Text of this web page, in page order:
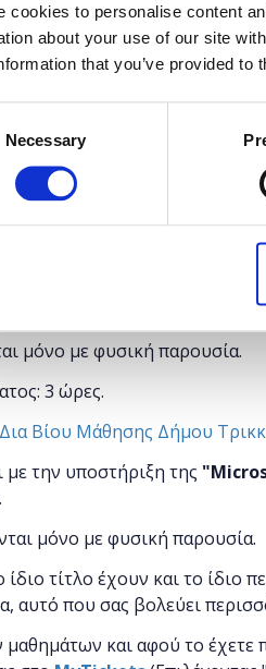
cookies to personalise content
about your use of our site
that you’ve provided
Necessary
στόχο να μάθει στους
αποτελεσματικότητα
του site τους, να
τους.
μόνο με φυσική παρουσία.
3 ώρες.
Βίου Μάθησης Δήμου
με την υποστήριξη της "
μόνο με φυσική παρουσία.
τίτλο έχουν και το ίδιο
αυτό που σας βολεύει
και αφού το έχετε